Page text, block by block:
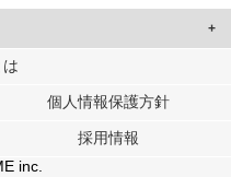
ーに合わせたコンテンツや広告の
ナーに提供しています。
個人情報保護方針
採用情報
inc.